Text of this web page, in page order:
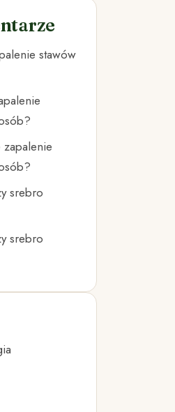
stawów
zapalenie
srebro
srebro